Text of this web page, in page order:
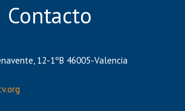
Contacto
12-1ºB 46005-Valencia